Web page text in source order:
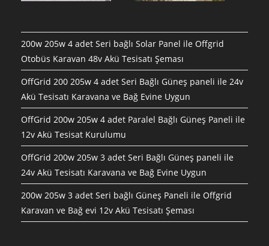
200w 205w 4 adet Seri bağlı Solar Panel ile Offgrid
Otobüs Karavan 48v Akü Tesisatı Şeması
OffGrid 200 205w 4 adet Seri Bağlı Güneş paneli ile 24v
Akü Tesisatı Karavana ve Bağ Evine Uygun
OffGrid 200w 205w 4 adet Paralel Bağlı Güneş Paneli ile
12v Akü Tesisat Kurulumu
OffGrid 200w 205w 3 adet Seri Bağlı Güneş paneli ile
24v Akü Tesisatı Karavana ve Bağ Evine Uygun
200w 205w 3 adet Seri bağlı Güneş Paneli ile Offgrid
Karavan ve Bağ evi 12v Akü Tesisatı Şeması